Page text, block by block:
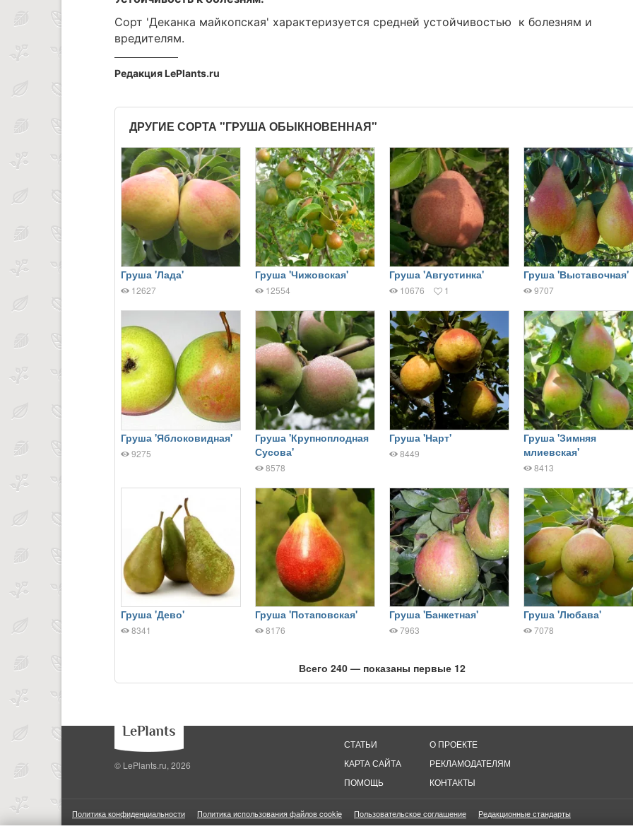
Сорт 'Деканка майкопская' характеризуется средней устойчивостью к болезням и
вредителям.
Редакция LePlants.ru
ДРУГИЕ СОРТА "ГРУША ОБЫКНОВЕННАЯ"
Груша 'Лада'
12627
Груша 'Чижовская'
12554
Груша 'Августинка'
10676 1
Груша 'Выставочная'
9707
Груша 'Яблоковидная'
9275
Груша 'Крупноплодная
Сусова'
8578
Груша 'Нарт'
8449
Груша 'Зимняя
млиевская'
8413
Груша 'Дево'
8341
Груша 'Потаповская'
8176
Груша 'Банкетная'
7963
Груша 'Любава'
7078
Всего 240 — показаны первые 12
© LePlants.ru, 2026
СТАТЬИ
КАРТА САЙТА
ПОМОЩЬ
О ПРОЕКТЕ
РЕКЛАМОДАТЕЛЯМ
КОНТАКТЫ
Политика конфиденциальности Политика использования файлов cookie Пользовательское соглашение
Редакционные стандарты